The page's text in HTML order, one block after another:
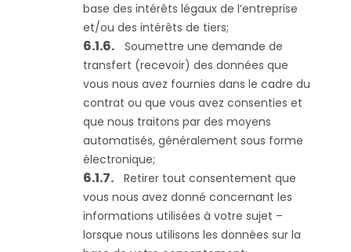
base des intérêts légaux de l’entreprise
et/ou des intérêts de tiers;
Soumettre une demande de
transfert (recevoir) des données que
vous nous avez fournies dans le cadre du
contrat ou que vous avez consenties et
que nous traitons par des moyens
automatisés, généralement sous forme
électronique;
Retirer tout consentement que
vous nous avez donné concernant les
informations utilisées à votre sujet –
lorsque nous utilisons les données sur la